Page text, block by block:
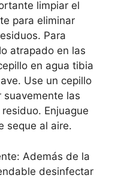
limpiar el
para eliminar
Para
atrapado en las
en agua tibia
Use un cepillo
las
Enjuague
seque al aire.
Además de la
desinfectar